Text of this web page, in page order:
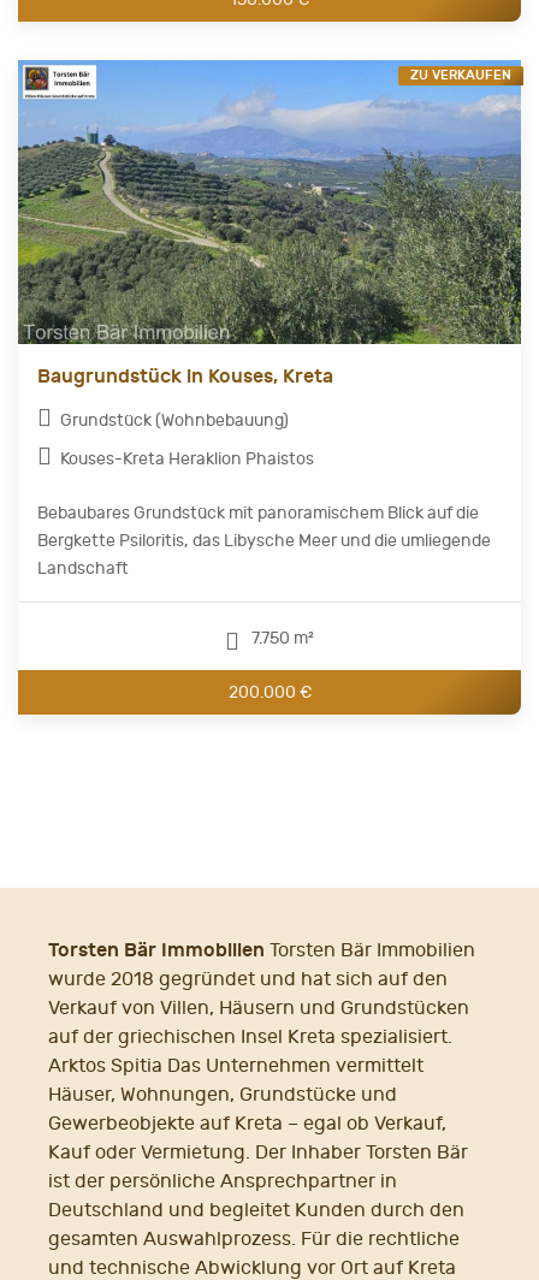
Baugrundstück in Kouses, Kreta
Grundstück (Wohnbebauung)
Kouses-Kreta Heraklion Phaistos
Bebaubares Grundstück mit panoramischem Blick auf die
Bergkette Psiloritis, das Libysche Meer und die umliegende
Landschaft
7.750 m²
200.000 €
ZU VERKAUFEN
Torsten Bär Immobilien Torsten Bär Immobilien
wurde 2018 gegründet und hat sich auf den
Verkauf von Villen, Häusern und Grundstücken
auf der griechischen Insel Kreta spezialisiert.
Arktos Spitia Das Unternehmen vermittelt
Häuser, Wohnungen, Grundstücke und
Gewerbeobjekte auf Kreta – egal ob Verkauf,
Kauf oder Vermietung. Der Inhaber Torsten Bär
ist der persönliche Ansprechpartner in
Deutschland und begleitet Kunden durch den
gesamten Auswahlprozess. Für die rechtliche
und technische Abwicklung vor Ort auf Kreta